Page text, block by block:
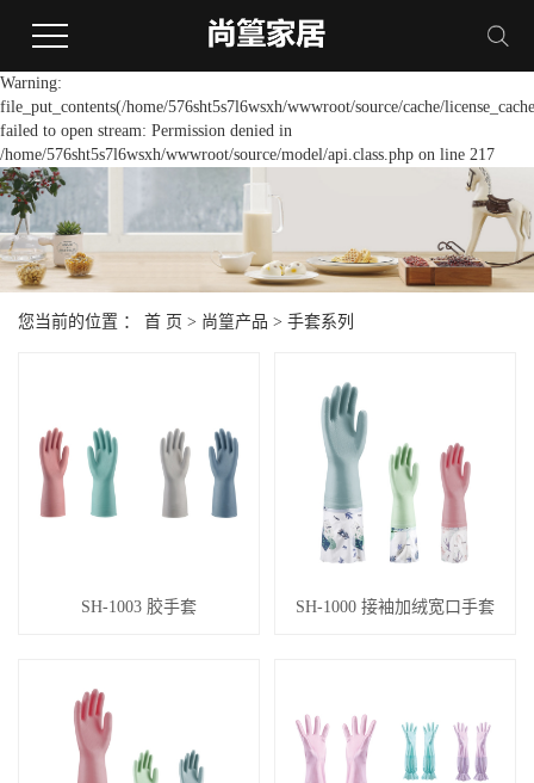
Warning:
file_put_contents(/home/576sht5s7l6wsxh/wwwroot/source/cache/
failed to open stream: Permission denied in
/home/576sht5s7l6wsxh/wwwroot/source/model/api.class.php on line 217
您当前的位置 ： 首 页 > 尚篁产品 > 手套系列
SH-1003 胶手套 SH-1000 接袖加绒宽口手套